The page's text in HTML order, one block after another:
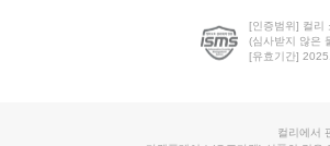
[인증범위] 컬리
(심사받지 않은
[유효기간]
컬리에서